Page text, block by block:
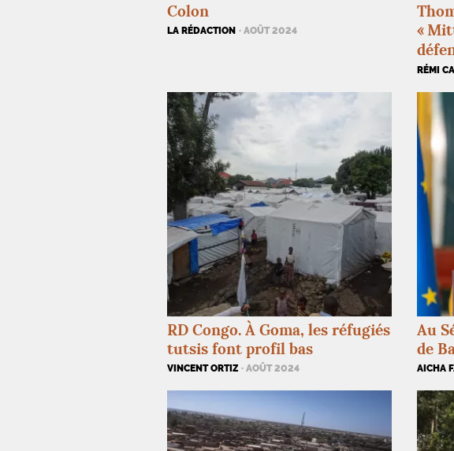
Colon
LA RÉDACTION · AOÛT 2024
«
RÉMI
RD Congo. À Goma, les réfugiés
tutsis font profil bas
VINCENT ORTIZ · AOÛT 2024
Au
de
AICHA